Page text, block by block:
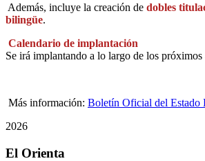
Además, incluye la creación de dobles
bilingüe.
Calendario de implantación
Se irá implantando a lo largo de los próximos
Más información: Boletín Oficial del Estado
2026
El Orienta